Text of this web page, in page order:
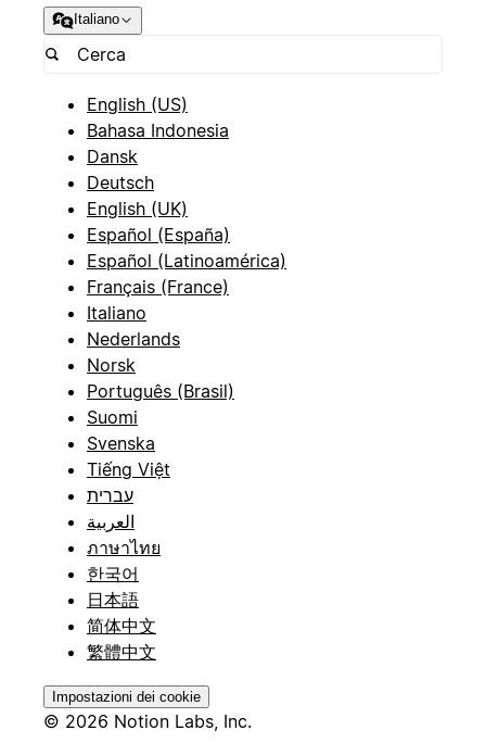
Italiano
English (US)
Bahasa Indonesia
Dansk
Deutsch
English (UK)
Español (España)
Español (Latinoamérica)
Français (France)
Italiano
Nederlands
Norsk
Português (Brasil)
Suomi
Svenska
Tiếng Việt
עברית
العربية
ภาษาไทย
한국어
日本語
简体中文
繁體中文
Impostazioni dei cookie
© 2026 Notion Labs, Inc.